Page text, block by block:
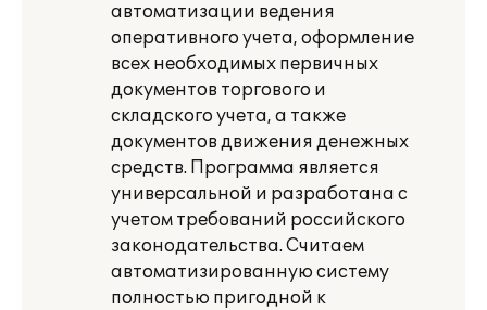
автоматизации ведения
оперативного учета, оформление
всех необходимых первичных
документов торгового и
складского учета, а также
документов движения денежных
средств. Программа является
универсальной и разработана с
учетом требований российского
законодательства. Считаем
автоматизированную систему
полностью пригодной к